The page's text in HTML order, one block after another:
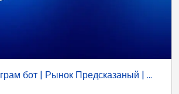
бот | Рынок Предсказаный | ...